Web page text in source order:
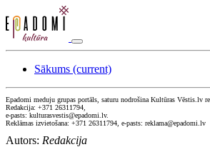
Sākums (current)
Epadomi meduju grupas portāls, saturu nodrošina Kultūras Vēstis.lv
Redakcija: +371 26311794,
e-pasts: kulturasvestis@epadomi.lv.
Reklāmas izvietošana: +371 26311794, e-pasts: reklama@epadomi.lv
Autors: Redakcija